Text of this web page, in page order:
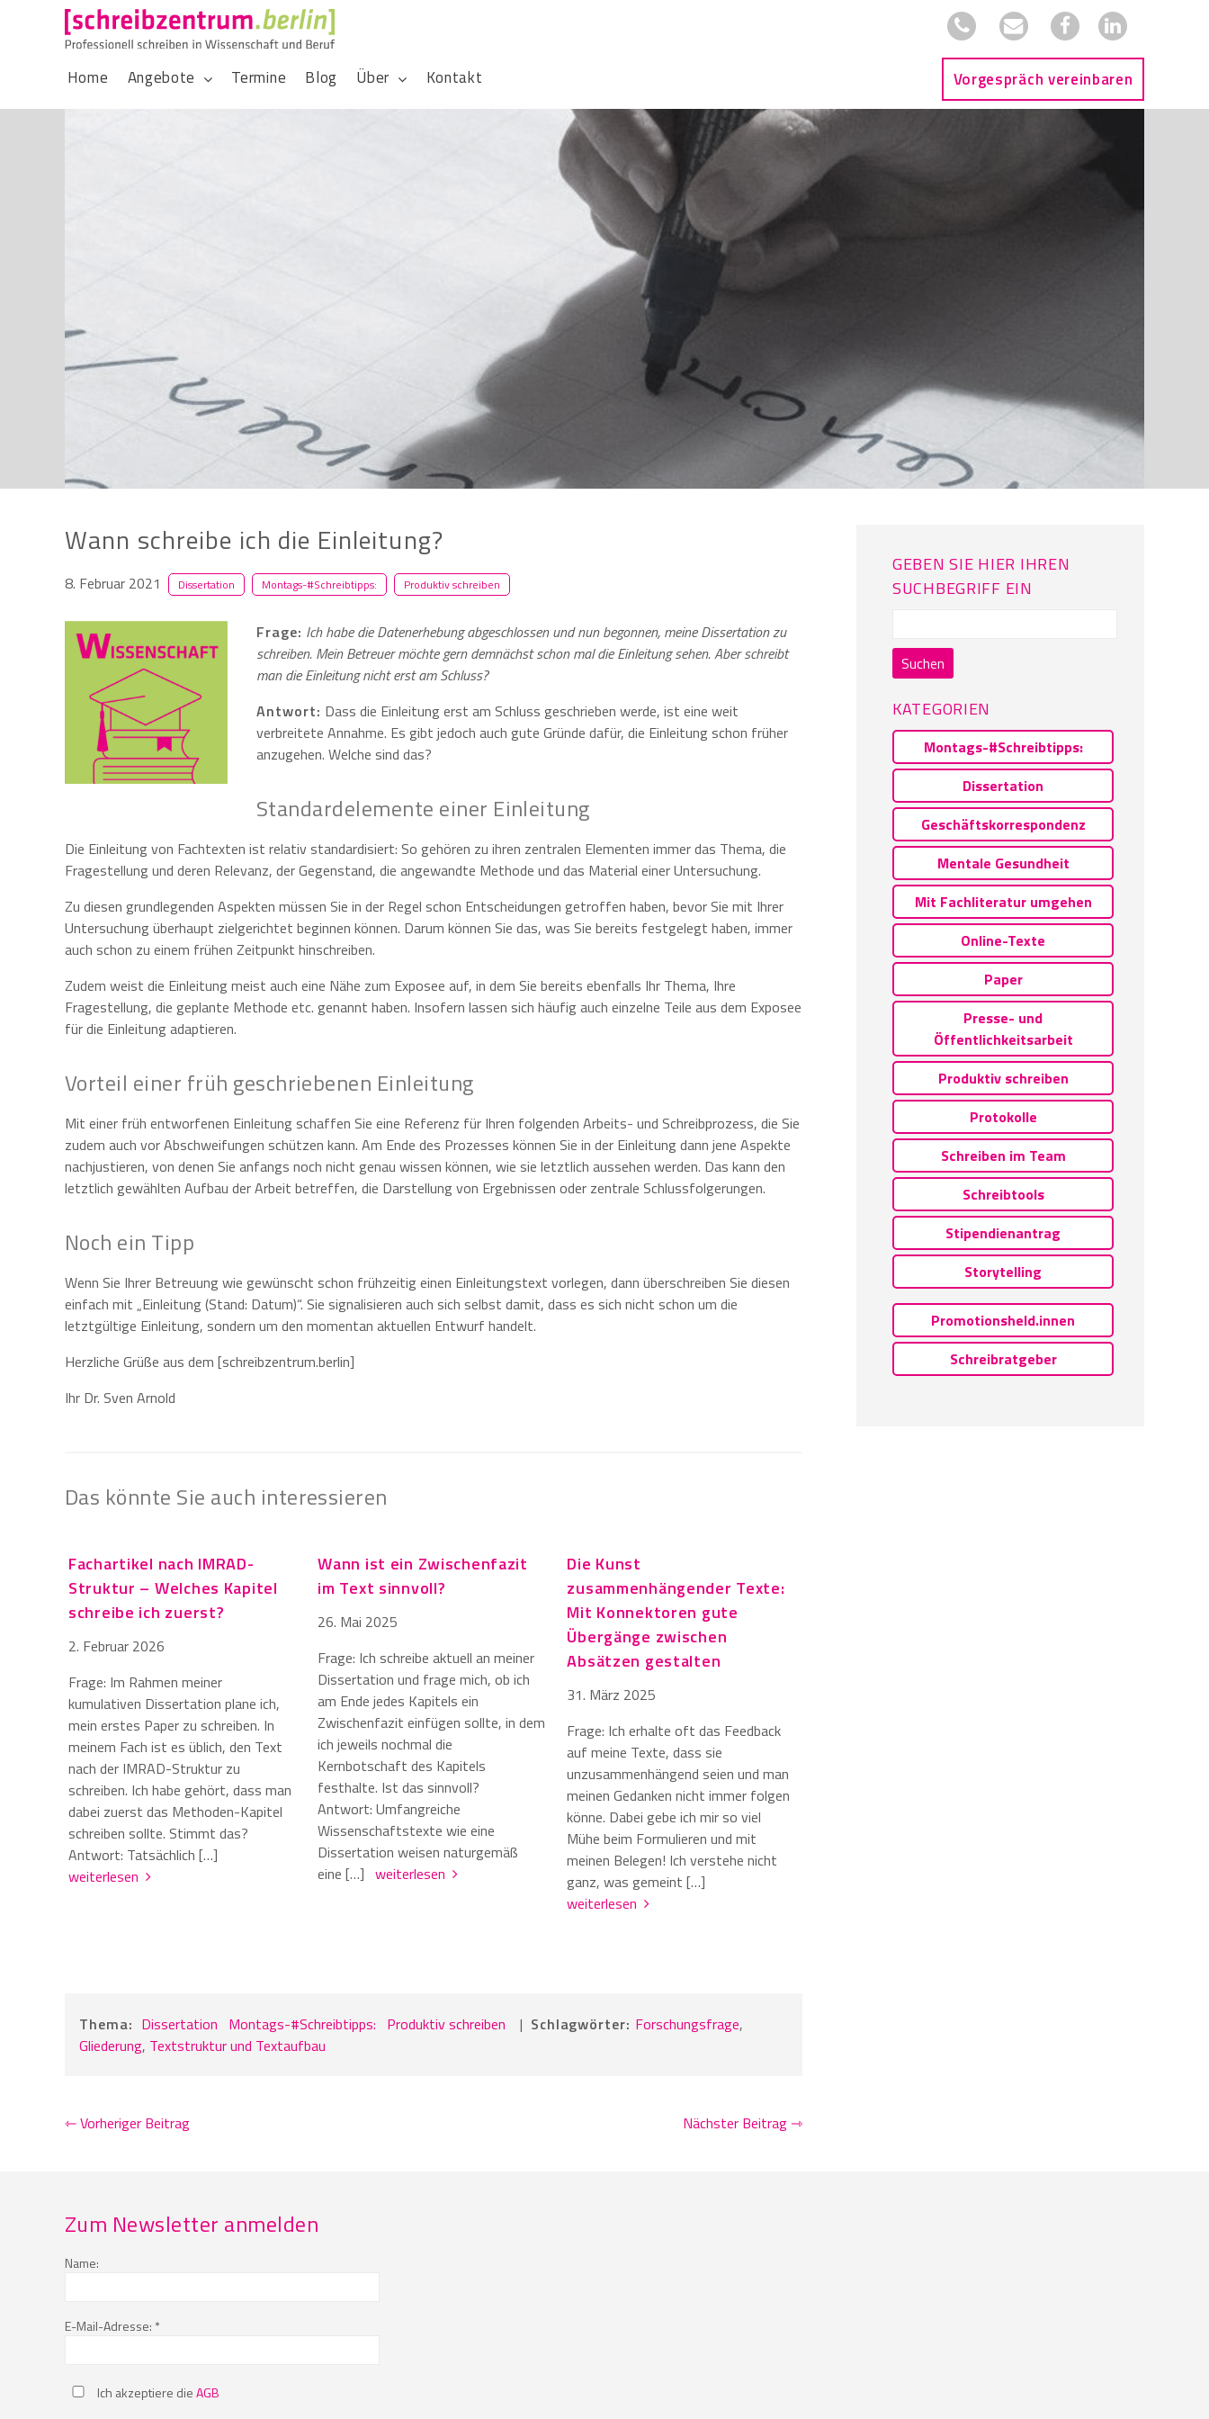
Home Angebote Termine Blog Über Kontakt Vorgespräch vereinbaren
Wann schreibe ich die Einleitung?
8. Februar 2021 Dissertation Montags-#Schreibtipps: Produktiv schreiben
Frage: Ich habe die Datenerhebung abgeschlossen und nun begonnen, meine Dissertation zu
schreiben. Mein Betreuer möchte gern demnächst schon mal die Einleitung sehen. Aber schreibt
man die Einleitung nicht erst amSchluss?
Antwort: Dass die Einleitung erst am Schluss geschrieben werde, ist eine weit
verbreitete Annahme. Es gibt jedoch auch gute Gründe dafür, die Einleitung schon früher
anzugehen. Welche sind das?
Standardelemente einer Einleitung
Die Einleitung von Fachtexten ist relativ standardisiert: So gehören zu ihren zentralen Elementen immer das Thema, die
Fragestellung und deren Relevanz, der Gegenstand, die angewandte Methode und das Material einer Untersuchung.
Zu diesen grundlegenden Aspekten müssen Sie in der Regel schon Entscheidungen getroffen haben, bevor Sie mit Ihrer
Untersuchung überhaupt zielgerichtet beginnen können. Darum können Sie das, was Sie bereits festgelegt haben, immer
auch schon zu einem frühen Zeitpunkt hinschreiben.
Zudem weist die Einleitung meist auch eine Nähe zum Exposee auf, in dem Sie bereits ebenfalls Ihr Thema, Ihre
Fragestellung, die geplante Methode etc. genannt haben. Insofern lassen sich häufig auch einzelne Teile aus dem Exposee
für die Einleitung adaptieren.
Vorteil einer früh geschriebenen Einleitung
Mit einer früh entworfenen Einleitung schaffen Sie eine Referenz für Ihren folgenden Arbeits- und Schreibprozess, die Sie
zudem auch vor Abschweifungen schützen kann. Am Ende des Prozesses können Sie in der Einleitung dann jene Aspekte
nachjustieren, von denen Sie anfangs noch nicht genau wissen können, wie sie letztlich aussehen werden. Das kann den
letztlich gewählten Aufbau der Arbeit betreffen, die Darstellung von Ergebnissen oder zentrale Schlussfolgerungen.
Noch ein Tipp
Wenn Sie Ihrer Betreuung wie gewünscht schon frühzeitig einen Einleitungstext vorlegen, dann überschreiben Sie diesen
einfach mit „Einleitung (Stand: Datum)“. Sie signalisieren auch sich selbst damit, dass es sich nicht schon um die
letztgültige Einleitung, sondern um den momentan aktuellen Entwurf handelt.
Herzliche Grüße aus dem [schreibzentrum.berlin]
Ihr Dr. Sven Arnold
Das könnte Sie auch interessieren
Fachartikel nach IMRAD-
Struktur – Welches Kapitel
schreibe ich zuerst?
2. Februar 2026
Frage: Im Rahmen meiner
kumulativen Dissertation plane ich,
mein erstes Paper zu schreiben. In
meinem Fach ist es üblich, den Text
nach der IMRAD-Struktur zu
schreiben. Ich habe gehört, dass man
dabei zuerst das Methoden-Kapitel
schreiben sollte. Stimmt das?
Antwort: Tatsächlich […]
weiterlesen
Wann ist ein Zwischenfazit
im Text sinnvoll?
26. Mai 2025
Frage: Ich schreibe aktuell an meiner
Dissertation und frage mich, ob ich
am Ende jedes Kapitels ein
Zwischenfazit einfügen sollte, in dem
ich jeweils nochmal die
Kernbotschaft des Kapitels
festhalte. Ist das sinnvoll?
Antwort: Umfangreiche
Wissenschaftstexte wie eine
Dissertation weisen naturgemäß
eine […]weiterlesen
Die Kunst
zusammenhängender Texte:
Mit Konnektoren gute
Übergänge zwischen
Absätzen gestalten
31. März 2025
Frage: Ich erhalte oft das Feedback
auf meine Texte, dass sie
unzusammenhängend seien und man
meinen Gedanken nicht immer folgen
könne. Dabei gebe ich mir so viel
Mühe beim Formulieren und mit
meinen Belegen! Ich verstehe nicht
ganz, was gemeint […]
weiterlesen
Thema: Dissertation Montags-#Schreibtipps: Produktiv schreiben | Schlagwörter: Forschungsfrage,
Gliederung, Textstruktur und Textaufbau
⇽ Vorheriger Beitrag Nächster Beitrag ⇾
GEBEN SIE HIER IHREN
SUCHBEGRIFF EIN
KATEGORIEN
Montags-#Schreibtipps:
Dissertation
Geschäftskorrespondenz
Mentale Gesundheit
Mit Fachliteratur umgehen
Online-Texte
Paper
Presse- und
Öffentlichkeitsarbeit
Produktiv schreiben
Protokolle
Schreiben im Team
Schreibtools
Stipendienantrag
Storytelling
Promotionsheld.innen
Schreibratgeber
Zum Newsletter anmelden
Name:
E-Mail-Adresse: *
Ich akzeptiere dieAGB